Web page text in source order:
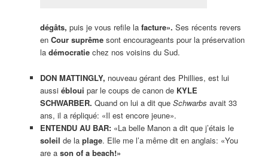
dégâts, puis je vous refile la facture». Ses récents revers
en Cour suprêmesont encourageants pour la préservation
la démocratiechez nos voisins du Sud.
DON MATTINGLY, nouveau gérant des Phillies, est lui
aussi ébloui par le coups de canon de KYLE
SCHWARBER. Quand on lui a dit que Schwarbs avait 33
ans, il a répliqué: «Il est encore jeune».
ENTENDU AU BAR:«La belle Manon a dit que j’étais le
soleil de la plage. Elle me l’a même dit en anglais: «You
are a son of a beach!»